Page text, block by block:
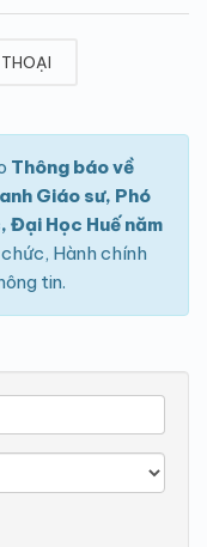
Thông báo về
Giáo sư, Phó
Học Huế năm
Hành chính
tin.